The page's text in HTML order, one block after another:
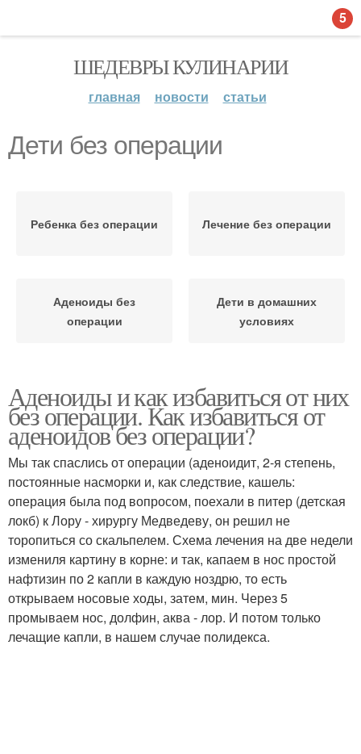
ШЕДЕВРЫ КУЛИНАРИИ
главная новости статьи
Дети без операции
Ребенка без операции Лечение без операции
Аденоиды без
операции
Дети в домашних
условиях
Аденоиды и как избавиться от них
без операции. Как избавиться от
аденоидов без операции?
Мы так спаслись от операции (аденоидит, 2-я степень,
постоянные насморки и, как следствие, кашель:
операция была под вопросом, поехали в питер (детская
локб) к Лору - хирургу Медведеву, он решил не
торопиться со скальпелем. Схема лечения на две недели
измениля картину в корне: и так, капаем в нос простой
нафтизин по 2 капли в каждую ноздрю, то есть
открываем носовые ходы, затем, мин. Через 5
промываем нос, долфин, аква - лор. И потом только
лечащие капли, в нашем случае полидекса.
5